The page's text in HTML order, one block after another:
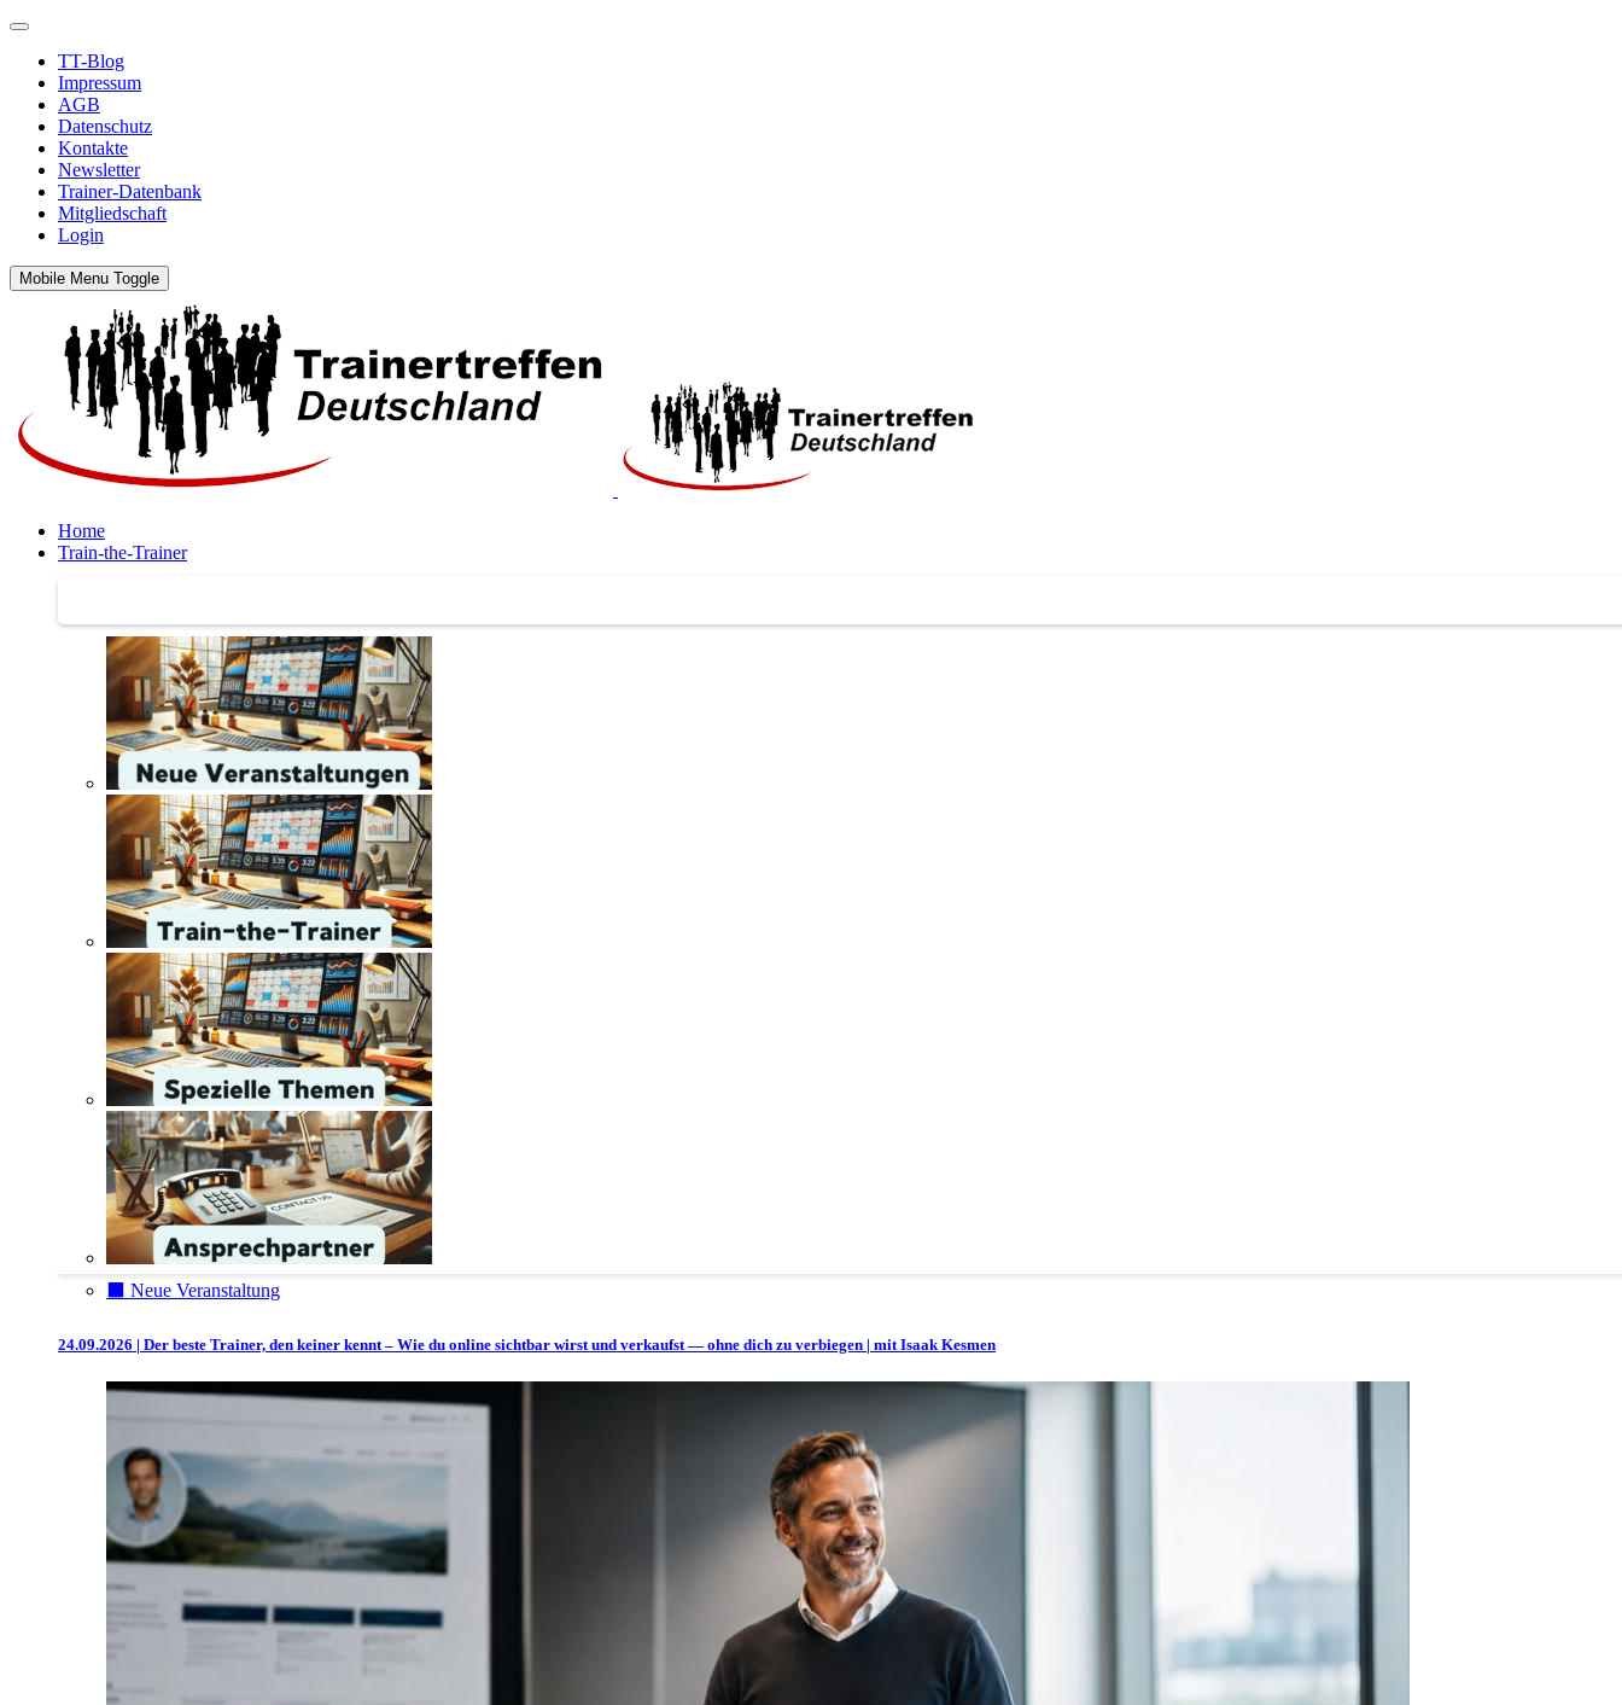
TT-Blog
Impressum
AGB
Datenschutz
Kontakte
Newsletter
Trainer-Datenbank
Mitgliedschaft
Login
Mobile Menu Toggle
Home
Train-the-Trainer
⬛️ Neue Veranstaltung
24.09.2026 | Der beste Trainer, den keiner kennt – Wie du online sichtbar wirst und verkaufst — ohne dich zu verbiegen | mit Isaak Kesmen